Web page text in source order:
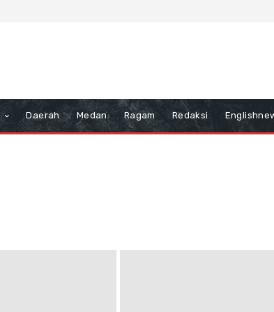
Daerah Medan Ragam Redaksi